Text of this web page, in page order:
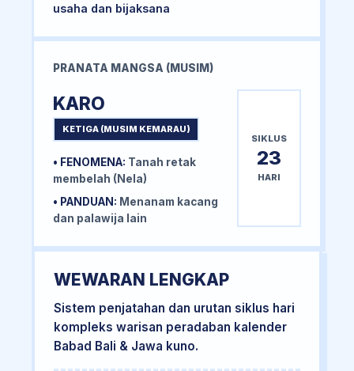
usaha dan bijaksana
PRANATA MANGSA (MUSIM)
KARO
KETIGA (MUSIM KEMARAU)
• FENOMENA: Tanah retak
membelah (Nela)
• PANDUAN: Menanam kacang
dan palawija lain
SIKLUS
23
HARI
WEWARAN LENGKAP
Sistem penjatahan dan urutan siklus hari
kompleks warisan peradaban kalender
Babad Bali & Jawa kuno.